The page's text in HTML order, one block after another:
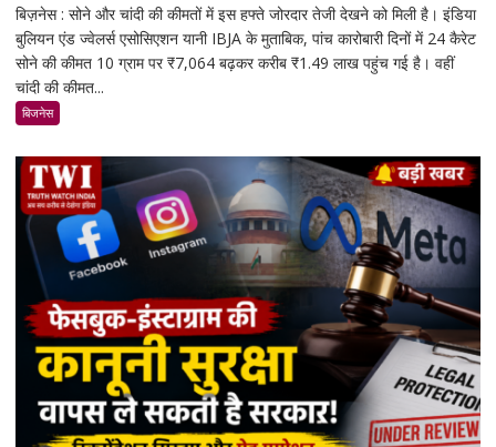
सोना-
चांदी
फिर
में
सोना
₹7,064
और
चांदी
₹14,094
महंगी,
रिकॉर्ड
के
करीब
पहुंचे
बिज़नेस : सोने और चांदी की कीमतों में इस हफ्ते जोरदार तेजी देखने को मिली है। इंडिया
बुलियन एंड ज्वेलर्स एसोसिएशन यानी IBJA के मुताबिक, पांच कारोबारी दिनों में 24 कैरेट
सोने की कीमत 10 ग्राम पर ₹7,064 बढ़कर करीब ₹1.49 लाख पहुंच गई है। वहीं
चांदी की कीमत...
बिजनेस